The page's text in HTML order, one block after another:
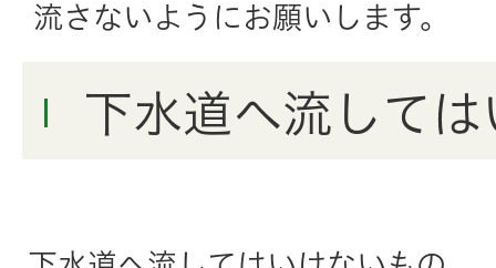
流さないようにお願いします。
下水道へ流して